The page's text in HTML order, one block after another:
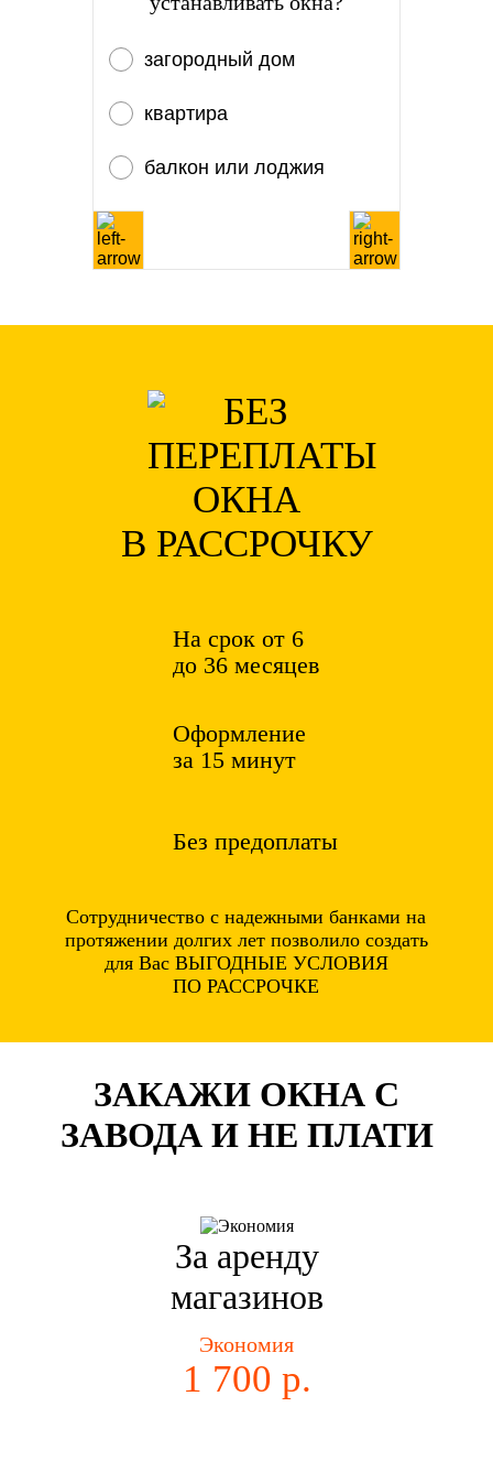
загородный дом
квартира
балкон или лоджия
ОКНА
В РАССРОЧКУ
На срок от 6
до 36 месяцев
Оформление
за 15 минут
Без предоплаты
Сотрудничество с надежными банками на
протяжении долгих лет позволило создать
для Вас ВЫГОДНЫЕ УСЛОВИЯ
ПО РАССРОЧКЕ
ЗАКАЖИ ОКНА С
ЗАВОДА И НЕ ПЛАТИ
За аренду
магазинов
Экономия
1 700 р.